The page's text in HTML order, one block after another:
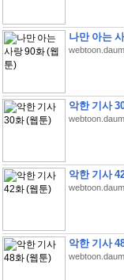
나만 아는
악한 기사
악한 기사
악한 기사